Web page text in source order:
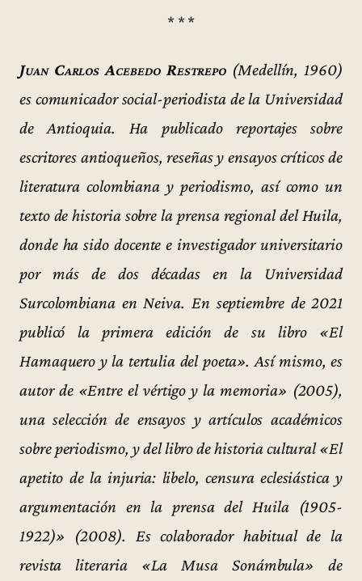
* * *
Juan Carlos Acebedo Restrepo (Medellín, 1960)
es comunicador social-periodista de la Universidad
de Antioquia. Ha publicado reportajes sobre
escritores antioqueños, reseñas y ensayos críticos de
literatura colombiana y periodismo, así como un
texto de historia sobre la prensa regional del Huila,
donde ha sido docente e investigador universitario
por más de dos décadas en la Universidad
Surcolombiana en Neiva. En septiembre de 2021
publicó la primera edición de su libro «El
Hamaquero y la tertulia del poeta». Así mismo, es
autor de «Entre el vértigo y la memoria» (2005),
una selección de ensayos y artículos académicos
sobre periodismo, y del libro de historia cultural «El
apetito de la injuria: libelo, censura eclesiástica y
argumentación en la prensa del Huila (1905-
1922)» (2008). Es colaborador habitual de la
revista literaria «La Musa Sonámbula» de